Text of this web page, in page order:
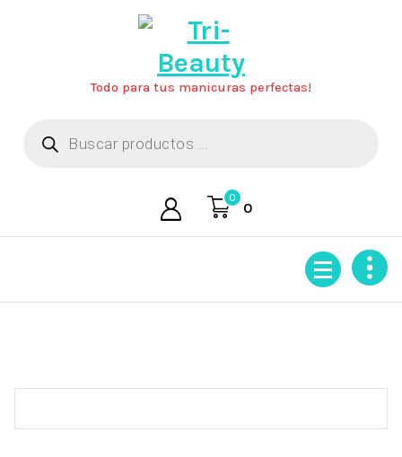
Todo para tus manicuras perfectas!
productos
0
0